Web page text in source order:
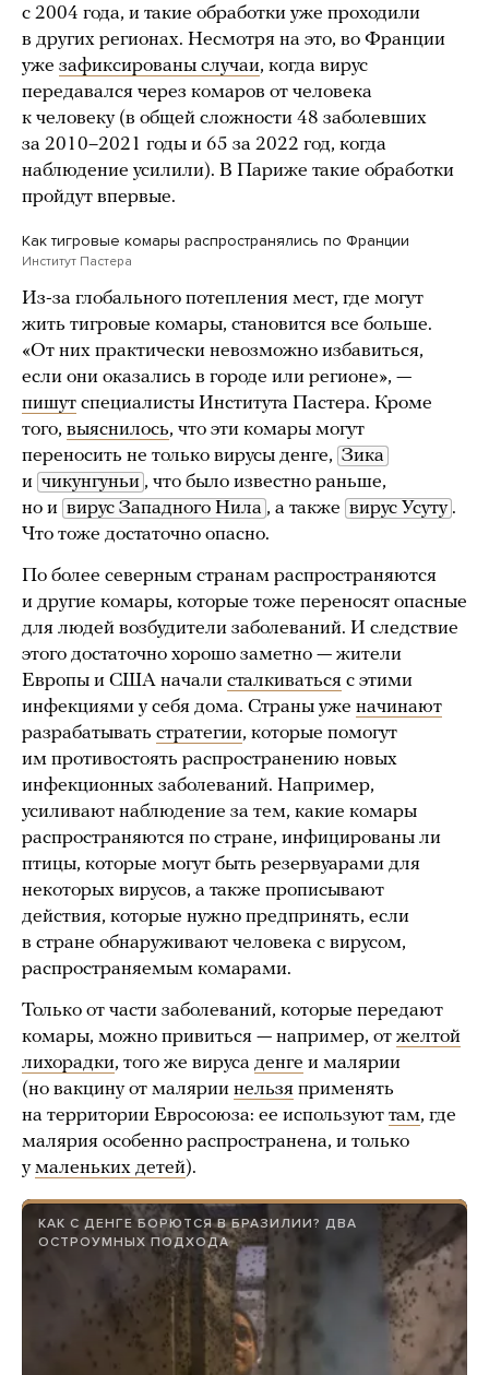
с 2004 года, и такие обработки уже проходили
в других регионах. Несмотря на это, во Франции
уже зафиксированы случаи, когда вирус
передавался через комаров от человека
к человеку (в общей сложности 48 заболевших
за 2010–2021 годы и 65 за 2022 год, когда
наблюдение усилили). В Париже такие обработки
пройдут впервые.
Как тигровые комары распространялись по Франции
Институт Пастера
Из-за глобального потепления мест, где могут
жить тигровые комары, становится все больше.
«От них практически невозможно избавиться,
если они оказались в городе или регионе», —
пишут специалисты Института Пастера. Кроме
того, выяснилось, что эти комары могут
переносить не только вирусы денге, Зика
и чикунгуньи , что было известно раньше,
но и вирус Западного Нила , а также вирус Усуту .
Что тоже достаточно опасно.
По более северным странам распространяются
и другие комары, которые тоже переносят опасные
для людей возбудители заболеваний. И следствие
этого достаточно хорошо заметно — жители
Европы и США начали сталкиваться с этими
инфекциями у себя дома. Страны уже начинают
разрабатывать стратегии, которые помогут
им противостоять распространению новых
инфекционных заболеваний. Например,
усиливают наблюдение за тем, какие комары
распространяются по стране, инфицированы ли
птицы, которые могут быть резервуарами для
некоторых вирусов, а также прописывают
действия, которые нужно предпринять, если
в стране обнаруживают человека с вирусом,
распространяемым комарами.
Только от части заболеваний, которые передают
комары, можно привиться — например, от желтой
лихорадки, того же вируса денге и малярии
(но вакцину от малярии нельзя применять
на территории Евросоюза: ее используют там, где
малярия особенно распространена, и только
умаленьких детей).
КАК С ДЕНГЕ БОРЮТСЯ В БРАЗИЛИИ? ДВА
ОСТРОУМНЫХ ПОДХОДА